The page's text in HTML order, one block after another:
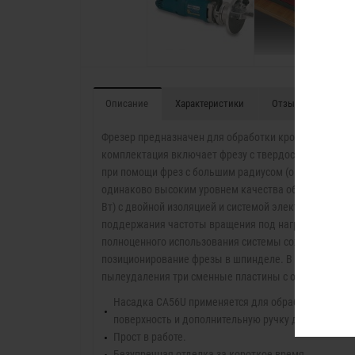
Описание Характеристики Отзывы (1)
Фрезер предназначен для обработки кромочного
комплектация включает фрезу с твердосплавными
при помощи фрез с большим радиусом
одинаково высоким уровнем качества обработки.
Вт) с двойной изоляцией и системой электронной
поддержания частоты вращения под нагрузкой, а
полноценного использования системы сохранения
позиционирование фрезы в шпинделе. В
пылеудаления три сменные пластины с
Насадка CA56U применяется для обработки
поверхность и дополнительную ручку для большей
Прост в работе.